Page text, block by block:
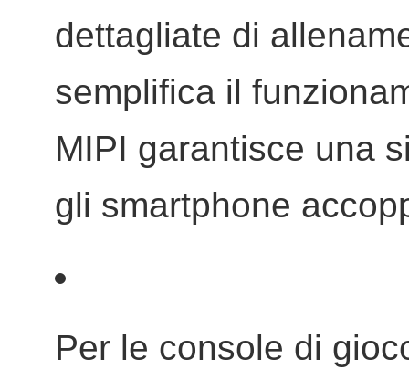
dettagliate di
semplifica il
MIPI garantisce una
gli smartphone
Per le console di